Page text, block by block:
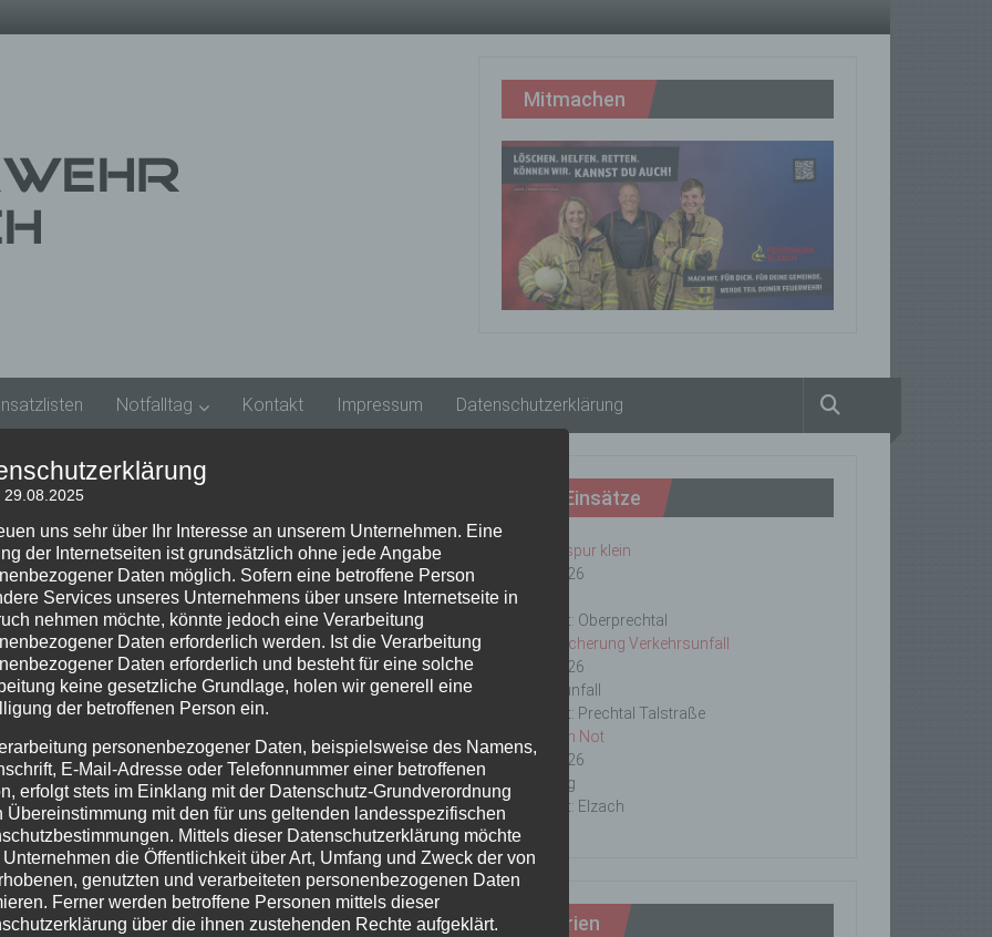
Mitmachen
Notfalltag Kontakt Impressum Datenschutzerklärung
,Florian Elzach 1/51,Florian Elzach 23
BMA
Letzte Einsätze
ABC-1, Ölspur klein
23/06/2026
Ölspur
Einsatzort: Oberprechtal
TH 2 Absicherung Verkehrsunfall
20/06/2026
Verkehrsunfall
Einsatzort: Prechtal Talstraße
TH1 Tier in Not
18/06/2026
Tierrettung
Einsatzort: Elzach
Kategorien
29.08.2025
uns sehr über Ihr Interesse an unserem Unternehmen. Eine
der Internetseiten ist grundsätzlich ohne jede Angabe
Daten möglich. Sofern eine betroffene Person
Services unseres Unternehmens über unsere Internetseite in
nehmen möchte, könnte jedoch eine Verarbeitung
Daten erforderlich werden. Ist die Verarbeitung
Daten erforderlich und besteht für eine solche
keine gesetzliche Grundlage, holen wir generell eine
der betroffenen Person ein.
personenbezogener Daten, beispielsweise des Namens,
E-Mail-Adresse oder Telefonnummer einer betroffenen
erfolgt stets im Einklang mit der Datenschutz-Grundverordnung
Übereinstimmung mit den für uns geltenden landesspezifischen
Mittels dieser Datenschutzerklärung möchte
Unternehmen die Öffentlichkeit über Art, Umfang und Zweck der von
genutzten und verarbeiteten personenbezogenen Daten
Ferner werden betroffene Personen mittels dieser
über die ihnen zustehenden Rechte aufgeklärt.